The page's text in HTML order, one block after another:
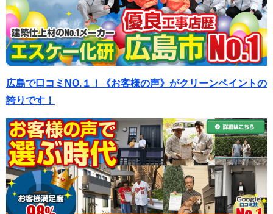
広島で口コミNO.１！《お客様の声》がクリーンペイントの
誇りです！